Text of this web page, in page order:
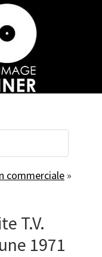
commerciale »
T.V.
1971